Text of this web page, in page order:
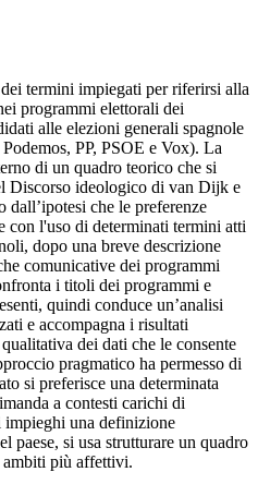
termini impiegati per riferirsi alla
programmi elettorali dei
alle elezioni generali spagnole
PP, PSOE e Vox). La
di un quadro teorico che si
Discorso ideologico di van Dijk e
dall’ipotesi che le preferenze
con l'uso di determinati termini atti
dopo una breve descrizione
comunicative dei programmi
i titoli dei programmi e
quindi conduce un’analisi
e accompagna i risultati
dei dati che le consente
pragmatico ha permesso di
si preferisce una determinata
a contesti carichi di
impieghi una definizione
paese, si usa strutturare un quadro
ambiti più affettivi.